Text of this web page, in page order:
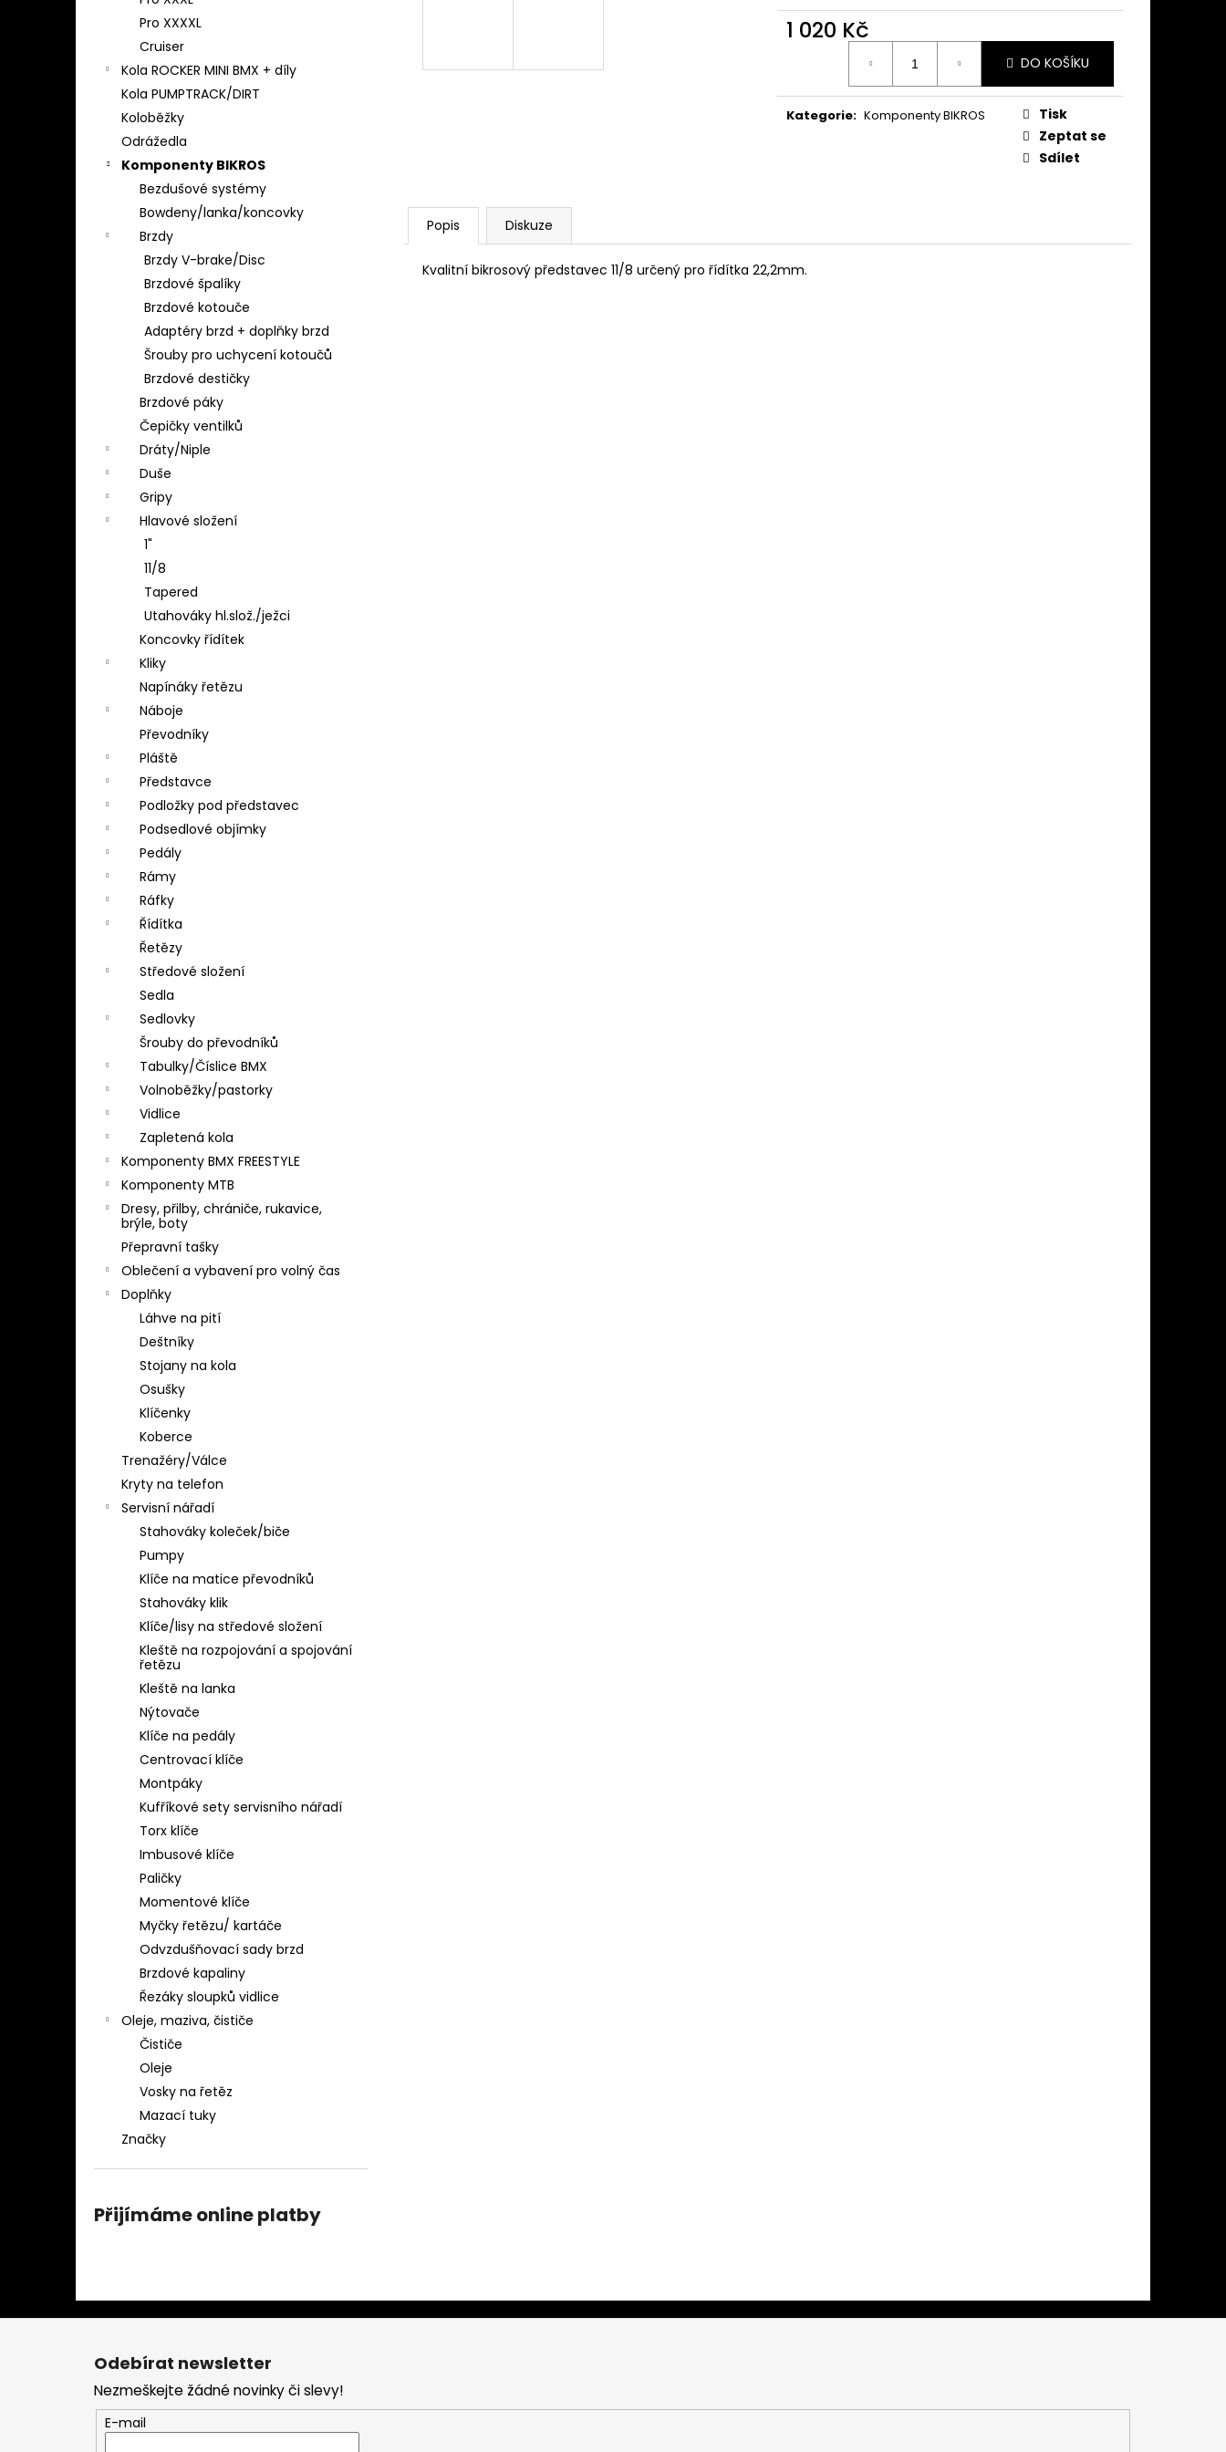
Pro XXXXL
Cruiser
Kola ROCKER MINI BMX + díly
Kola PUMPTRACK/DIRT
Koloběžky
Odrážedla
Komponenty BIKROS
Bezdušové systémy
Bowdeny/lanka/koncovky
Brzdy
Brzdy V-brake/Disc
Brzdové špalíky
Brzdové kotouče
Adaptéry brzd + doplňky brzd
Šrouby pro uchycení kotoučů
Brzdové destičky
Brzdové páky
Čepičky ventilků
Dráty/Niple
Duše
Gripy
Hlavové složení
1"
11/8
Tapered
Utahováky hl.slož./ježci
Koncovky řídítek
Kliky
Napínáky řetězu
Náboje
Převodníky
Pláště
Představce
Podložky pod představec
Podsedlové objímky
Pedály
Rámy
Ráfky
Řídítka
Řetězy
Středové složení
Sedla
Sedlovky
Šrouby do převodníků
Tabulky/Číslice BMX
Volnoběžky/pastorky
Vidlice
Zapletená kola
Komponenty BMX FREESTYLE
Komponenty MTB
Dresy, přilby, chrániče, rukavice,
brýle, boty
Přepravní tašky
Oblečení a vybavení pro volný čas
Doplňky
Láhve na pití
Deštníky
Stojany na kola
Osušky
Klíčenky
Koberce
Trenažéry/Válce
Kryty na telefon
Servisní nářadí
Stahováky koleček/biče
Pumpy
Klíče na matice převodníků
Stahováky klik
Klíče/lisy na středové složení
Kleště na rozpojování a spojování
řetězu
Kleště na lanka
Nýtovače
Klíče na pedály
Centrovací klíče
Montpáky
Kufříkové sety servisního nářadí
Torx klíče
Imbusové klíče
Paličky
Momentové klíče
Myčky řetězu/ kartáče
Odvzdušňovací sady brzd
Brzdové kapaliny
Řezáky sloupků vidlice
Oleje, maziva, čističe
Čističe
Oleje
Vosky na řetěz
Mazací tuky
Značky
Přijímáme online platby
1 020 Kč
DO KOŠÍKU
Kategorie: Komponenty BIKROS
Tisk
Zeptat se
Sdílet
Popis Diskuze
Kvalitní bikrosový představec 11/8 určený pro řídítka 22,2mm.
Z
Odebírat newsletter
Nezmeškejte žádné novinky či slevy!
E-mail